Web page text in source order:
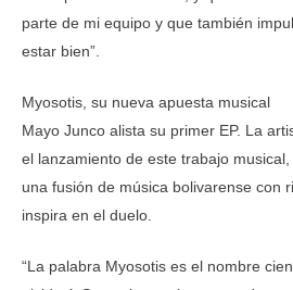
parte de mi equipo y que también
estar bien”.
Myosotis, su nueva apuesta musical
Mayo Junco alista su primer EP. La
el lanzamiento de este trabajo
una fusión de música bolivarense con
inspira en el duelo.
“La palabra Myosotis es el nombre